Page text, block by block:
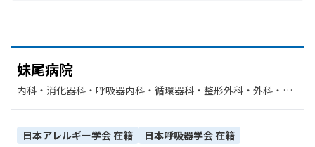
妹尾病院
内科・​消化器科・​呼吸器内科・​循環器科・​整形外科・​外科・​心
日本アレルギー学会在籍 日本呼吸器学会在籍